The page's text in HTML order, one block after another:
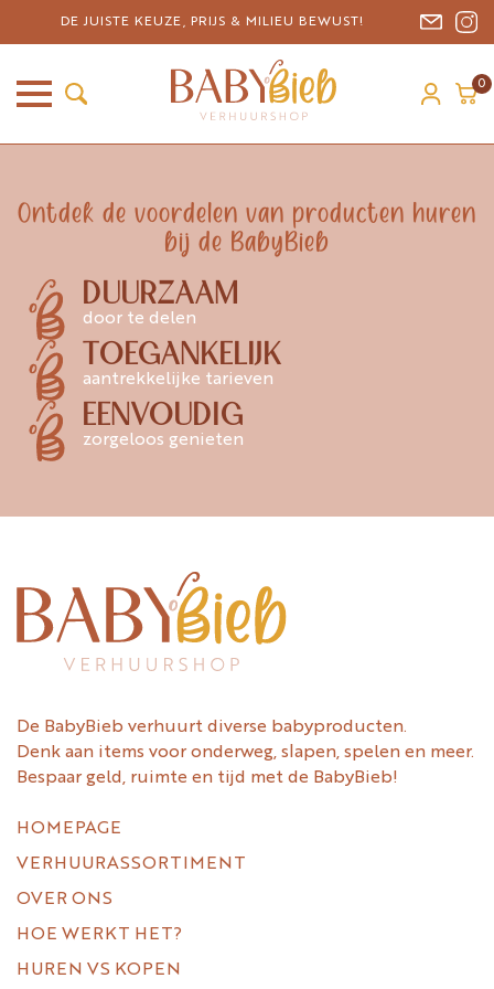
DE JUISTE KEUZE, PRIJS & MILIEU BEWUST!
0
Ontdek de voordelen van producten huren
bij de BabyBieb
DUURZAAM
door te delen
TOEGANKELIJK
aantrekkelijke tarieven
EENVOUDIG
zorgeloos genieten
De BabyBieb verhuurt diverse babyproducten.
Denk aan items voor onderweg, slapen, spelen en meer.
Bespaar geld, ruimte en tijd met de BabyBieb!
HOMEPAGE
VERHUURASSORTIMENT
OVER ONS
HOE WERKT HET?
HUREN VS KOPEN